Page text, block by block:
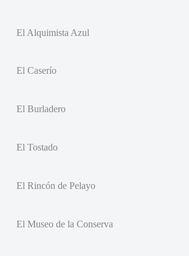
El Alquimista Azul
El Caserío
El Burladero
El Tostado
El Rincón de Pelayo
El Museo de la Conserva